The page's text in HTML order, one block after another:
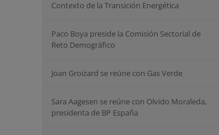
Contexto de la Transición Energética
Paco Boya preside la Comisión Sectorial de
Reto Demográfico
Joan Groizard se reúne con Gas Verde
Sara Aagesen se reúne con Olvido Moraleda,
presidenta de BP España